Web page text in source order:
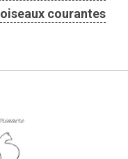
oiseaux courantes